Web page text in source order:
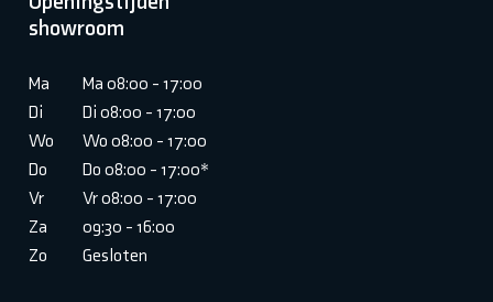
showroom
Ma
Ma 08:00 - 17:00
Di
Di 08:00 - 17:00
Wo
Wo 08:00 - 17:00
Do
Do 08:00 - 17:00*
Vr
Vr 08:00 - 17:00
Za
09:30 - 16:00
Zo
Gesloten